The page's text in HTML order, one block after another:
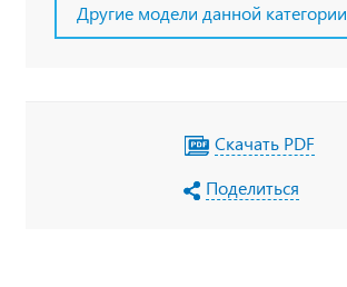
Другие модели данной категории
Скачать PDF
Поделиться